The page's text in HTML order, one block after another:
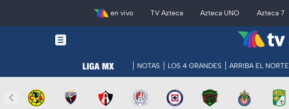
en vivo TV Azteca Azteca UNO Azteca 7
NOTAS LOS 4 GRANDES ARRIBA EL NORTE